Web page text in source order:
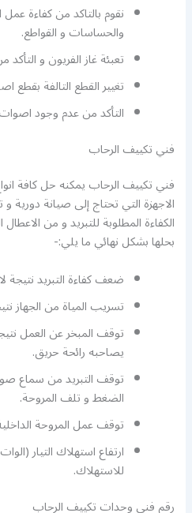
نقوم بالتاكد من كفاءة عمل
والحساسات و القواطع.
تعبئة غاز الفريون و
تغيير القطع التالفة بقطع
التأكد من عدم وجود
فني تكييف الرحاب
فني تكييف الرحاب يمكنه حل كافة
الاجهزة التي تحتاج إلى صيانة
الكفاءة المطلوبة للتبريد و من
بحلها بشكل نهائي ما يلي:-
ضعف كفاءة التبريد نتيجة
تسريب المياة من الجهاز
توقف المبخر عن العمل
يصاحبه رائحة حريق.
توقف التبريد من سماع
الضغط و تلف المروحة.
توقف عمل المروحة
ارتفاع استهلاك التيار
للاستهلاك.
رقم فني وحدات تكييف الرحاب